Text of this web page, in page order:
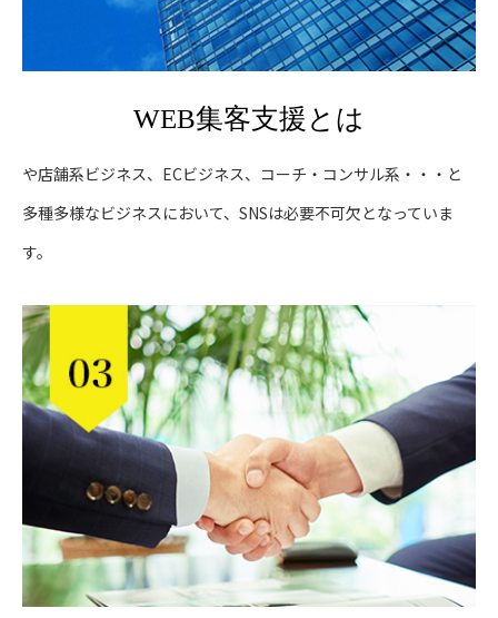
WEB集客支援とは
や店舗系ビジネス、ECビジネス、コーチ・コンサル系・・・と
多種多様なビジネスにおいて、SNSは必要不可欠となっていま
す。